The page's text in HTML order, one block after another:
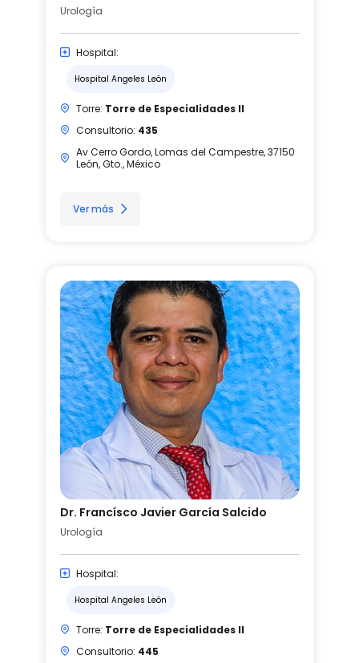
Urología
Hospital:
Hospital Angeles León
Torre: Torre de Especialidades II
Consultorio: 435
Av Cerro Gordo, Lomas del Campestre, 37150
León, Gto., México
Ver más
Dr. Francísco Javier García Salcido
Urología
Hospital:
Hospital Angeles León
Torre: Torre de Especialidades II
Consultorio: 445